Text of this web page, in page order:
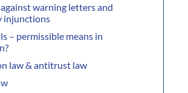
warning letters and
injunctions
– permissible means in
law & antitrust law